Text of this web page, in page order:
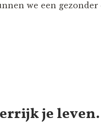
we een
je leven.